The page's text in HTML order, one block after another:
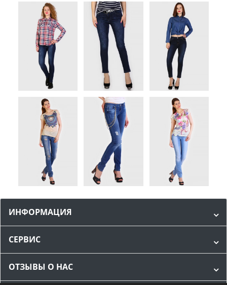
ИНФОРМАЦИЯ
СЕРВИС
ОТЗЫВЫ О НАС